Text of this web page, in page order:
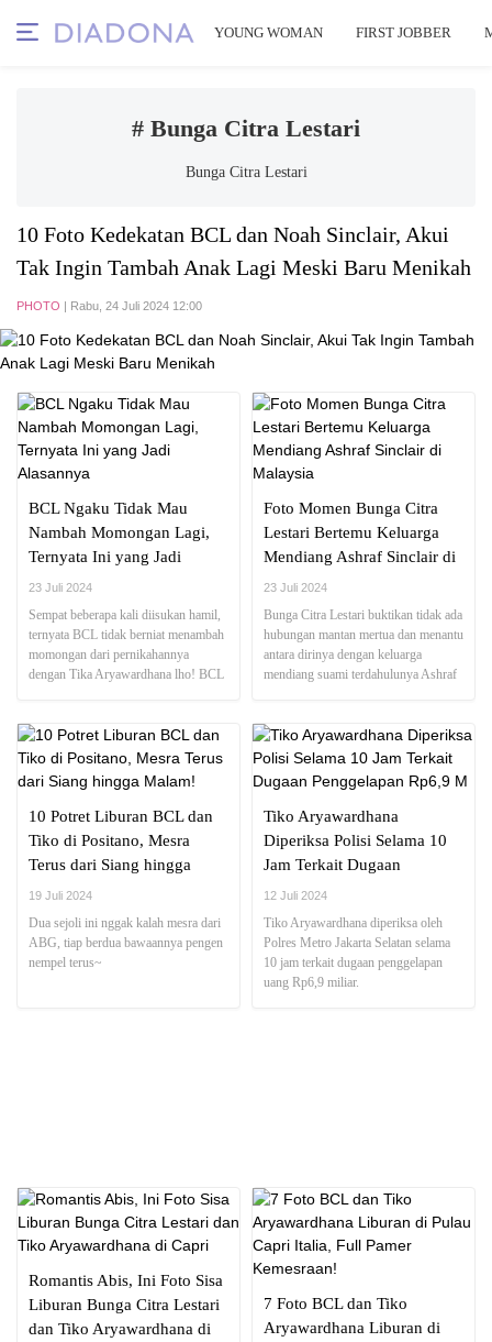
YOUNG WOMAN FIRST JOBBER
# Bunga Citra Lestari
Bunga Citra Lestari
10 Foto Kedekatan BCL dan Noah Sinclair, Akui
Tak Ingin Tambah Anak Lagi Meski Baru Menikah
PHOTO | Rabu, 24 Juli 2024 12:00
BCL Ngaku Tidak Mau
Nambah Momongan Lagi,
Ternyata Ini yang Jadi
Alasannya
23 Juli 2024
Sempat beberapa kali diisukan hamil,
ternyata BCL tidak berniat menambah
momongan dari pernikahannya
dengan Tika Aryawardhana lho! BCL
Foto Momen Bunga Citra
Lestari Bertemu Keluarga
Mendiang Ashraf Sinclair di
Malaysia
23 Juli 2024
Bunga Citra Lestari buktikan tidak ada
hubungan mantan mertua dan menantu
antara dirinya dengan keluarga
mendiang suami terdahulunya Ashraf
10 Potret Liburan BCL dan
Tiko di Positano, Mesra
Terus dari Siang hingga
Malam!
19 Juli 2024
Dua sejoli ini nggak kalah mesra dari
ABG, tiap berdua bawaannya pengen
nempel terus~
Tiko Aryawardhana
Diperiksa Polisi Selama 10
Jam Terkait Dugaan
Penggelapan Rp6,9 M
12 Juli 2024
Tiko Aryawardhana diperiksa oleh
Polres Metro Jakarta Selatan selama
10 jam terkait dugaan penggelapan
uang Rp6,9 miliar.
Romantis Abis, Ini Foto Sisa
Liburan Bunga Citra Lestari
dan Tiko Aryawardhana di
7 Foto BCL dan Tiko
Aryawardhana Liburan di